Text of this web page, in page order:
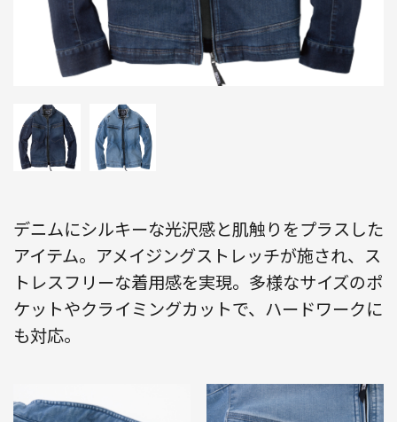
デニムにシルキーな光沢感と肌触りをプラスした
アイテム。アメイジングストレッチが施され、ス
トレスフリーな着用感を実現。多様なサイズのポ
ケットやクライミングカットで、ハードワークに
も対応。